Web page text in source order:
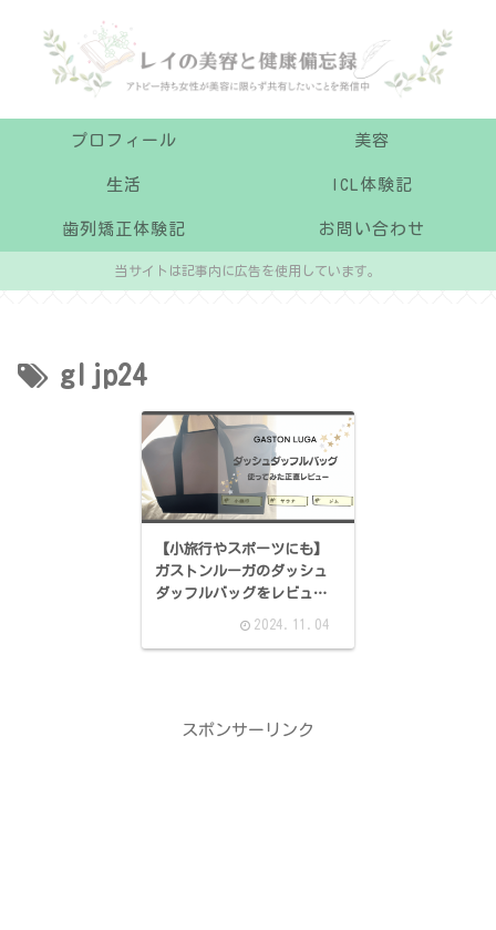
プロフィール 美容
生活 ICL体験記
歯列矯正体験記 お問い合わせ
当サイトは記事内に広告を使用しています。
gljp24
【小旅行やスポーツにも】
ガストンルーガのダッシュ
ダッフルバッグをレビュ
2024.11.04
スポンサーリンク